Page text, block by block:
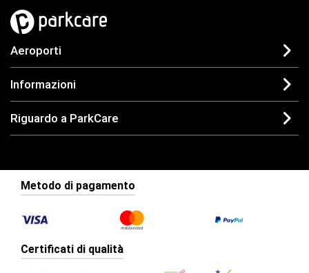
Aeroporti
Informazioni
Riguardo a ParkCare
Metodo di pagamento
Certificati di qualità